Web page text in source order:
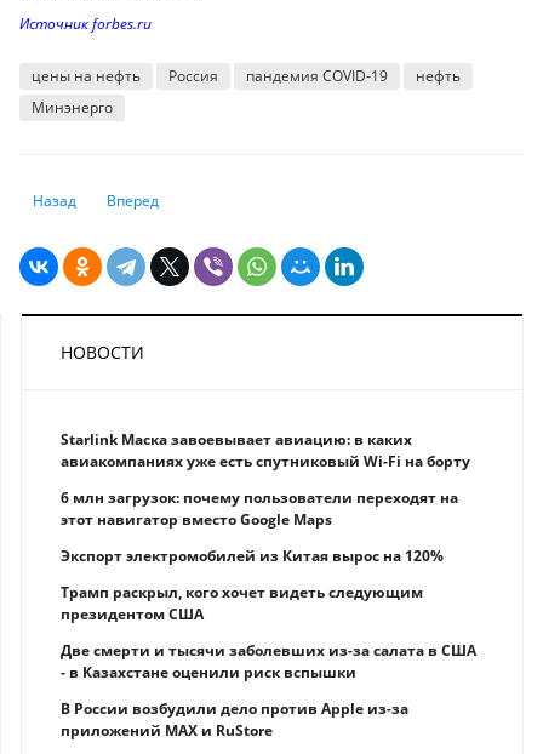
Источник forbes.ru
цены на нефть Россия пандемия COVID-19
нефть
Минэнерго
Предыдущий: Опубликован список FinTech-миллиардеров
Назад Следующий: МСБ дадут отсрочку на выплату кредитов
Вперед
НОВОСТИ
Starlink Маска завоевывает авиацию: в каких
авиакомпаниях уже есть спутниковый Wi-Fi на борту
6 млн загрузок: почему пользователи переходят на
этот навигатор вместо Google Maps
Экспорт электромобилей из Китая вырос на 120%
Трамп раскрыл, кого хочет видеть следующим
президентом США
Две смерти и тысячи заболевших из-за салата в США
- в Казахстане оценили риск вспышки
В России возбудили дело против Apple из-за
приложений MAX и RuStore